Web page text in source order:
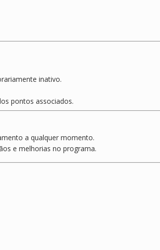
inativo.
pontos associados.
a qualquer momento.
e melhorias no programa.